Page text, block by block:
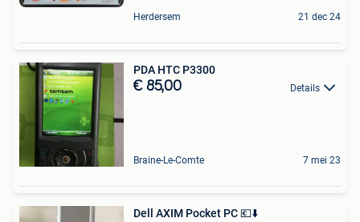
Herdersem 21 dec 24
PDA HTC P3300
€ 85,00 Details
Braine-Le-Comte 7 mei 23
Dell AXIM Pocket PC 💶⬇️